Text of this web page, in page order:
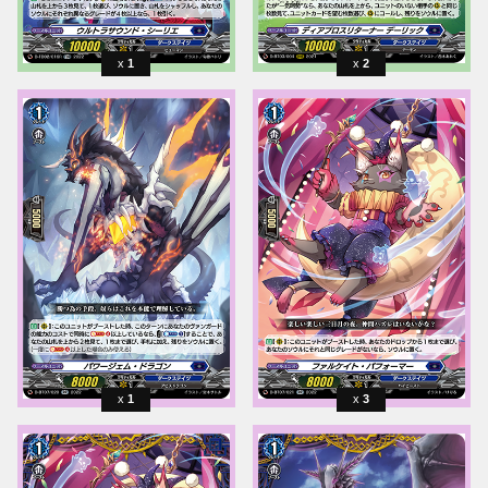
1 2
1 3